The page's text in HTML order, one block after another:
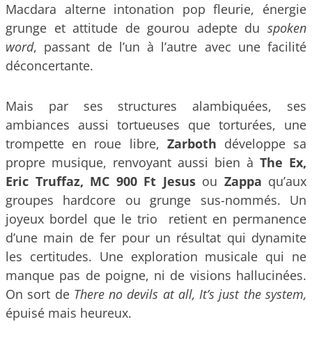
Macdara alterne intonation pop fleurie, énergie
grunge et attitude de gourou adepte du spoken
word, passant de l’un à l’autre avec une facilité
déconcertante.
Mais par ses structures alambiquées, ses
ambiances aussi tortueuses que torturées, une
trompette en roue libre, Zarboth développe sa
propre musique, renvoyant aussi bien à The Ex,
Eric Truffaz, MC 900 Ft Jesus ou Zappa qu’aux
groupes hardcore ou grunge sus-nommés. Un
joyeux bordel que le trio retient en permanence
d’une main de fer pour un résultat qui dynamite
les certitudes. Une exploration musicale qui ne
manque pas de poigne, ni de visions hallucinées.
On sort de There no devils at all, It’s just the system,
épuisé mais heureux.